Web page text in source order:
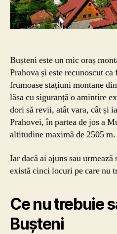
Bușteni este un mic oraș
Prahova și este recunoscut
frumoase stațiuni montane
lăsa cu siguranță o amintire
dori să revii, atât vara, cât și
Prahovei, în partea de jos a
altitudine maximă de 2505 m.
Iar dacă ai ajuns sau
există cinci locuri pe care nu
Ce nu trebuie
Bușteni